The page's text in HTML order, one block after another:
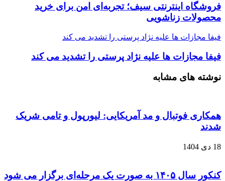
فروشگاه اینترنتی سیف؛ تجربه‌ای امن برای خرید
محصولات زناشویی
فیفا مجازات ها علیه نژاد پرستی را تشدید می کند
فیفا مجازات ها علیه نژاد پرستی را تشدید می کند
نوشته های مشابه
همکاری فوتبال و مد آمریکایی: لیورپول و تامی شریک
شدند
18 دی 1404
کنکور سال ۱۴۰۵ به صورت یک‌ مرحله‌ای برگزار می‌ شود